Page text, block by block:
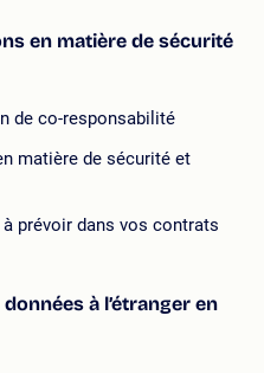
en matière de sécurité
de co-responsabilité
matière de sécurité et
prévoir dans vos contrats
à l’étranger en